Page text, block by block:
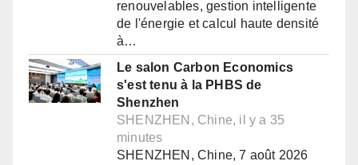
renouvelables, gestion intelligente
de l'énergie et calcul haute densité
à…
Le salon Carbon Economics
s'est tenu à la PHBS de
Shenzhen
SHENZHEN, Chine, il y a 35
minutes
SHENZHEN, Chine, 7 août 2026